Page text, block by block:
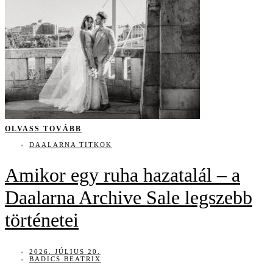
OLVASS TOVÁBB
DAALARNA TITKOK
Amikor egy ruha hazatalál – a
Daalarna Archive Sale legszebb
történetei
2026. JÚLIUS 20.
BADICS BEATRIX